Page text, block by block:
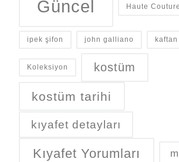
Güncel Haute Couture
ipek şifon john galliano kaftan
Koleksiyon kostüm
kostüm tarihi
kıyafet detayları
Kıyafet Yorumları